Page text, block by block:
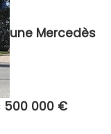
une Mercedès
500 000 €